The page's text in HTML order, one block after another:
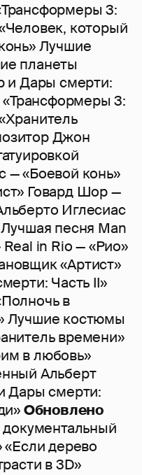
3:
который
Лучшие
планеты
и Дары смерти:
«Трансформеры 3:
Джон
— «Боевой конь»
Говард Шор —
Иглесиас
песня Man
in Rio — «Рио»
«Артист»
Часть II»
в
Лучшие костюмы
времени»
в любовь»
Альберт
Дары смерти:
Обновлено
«Если дерево
в 3D»